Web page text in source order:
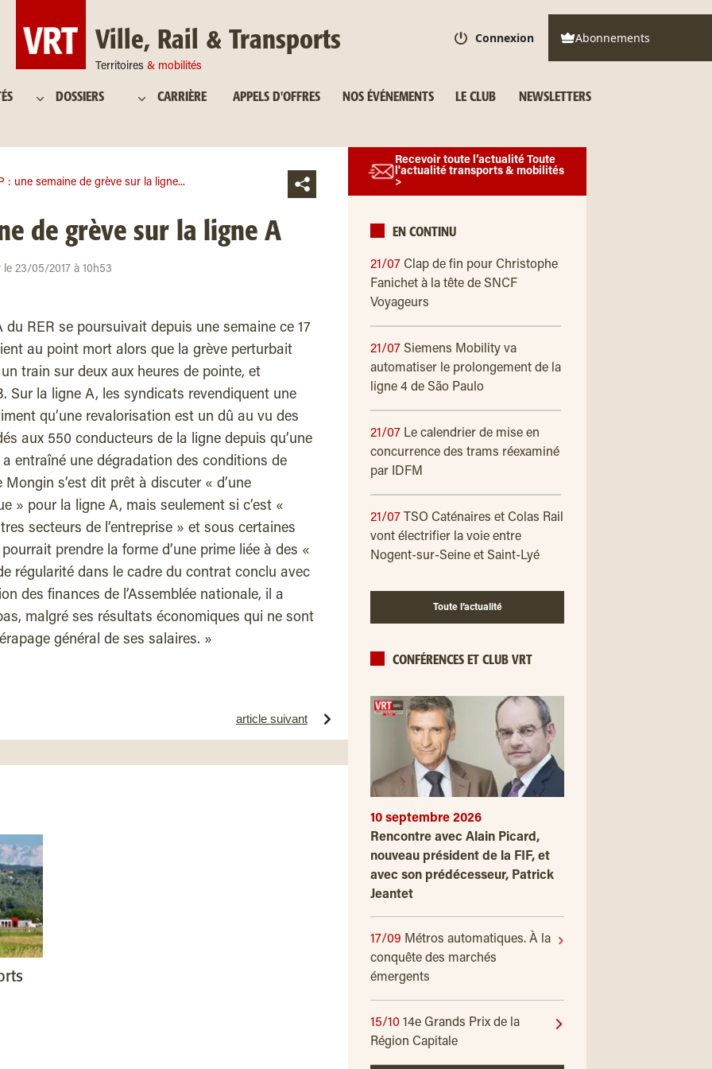
Ville, Rail & Transports
Territoires & mobilités
Connexion Abonnements
DOSSIERS CARRIÈRE APPELS D'OFFRES NOS ÉVÉNEMENTS LE CLUB NEWSLETTERS
: une semaine de grève sur la ligne...
de grève sur la ligne A
le 23/05/2017 à 10h53
RER se poursuivait depuis une semaine ce 17
au point mort alors que la grève perturbait
train sur deux aux heures de pointe, et
Sur la ligne A, les syndicats revendiquent une
qu’une revalorisation est un dû au vu des
aux 550 conducteurs de la ligne depuis qu’une
entraîné une dégradation des conditions de
Mongin s’est dit prêt à discuter « d’une
» pour la ligne A, mais seulement si c’est «
secteurs de l’entreprise » et sous certaines
prendre la forme d’une prime liée à des «
régularité dans le cadre du contrat conclu avec
des finances de l’Assemblée nationale, il a
malgré ses résultats économiques qui ne sont
général de ses salaires. »
article suivant
Recevoir toute l’actualité Toute
l'actualité transports & mobilités
>
EN CONTINU
21/07 Clap de fin pour Christophe
Fanichet à la tête de SNCF
Voyageurs
21/07 Siemens Mobility va
automatiser le prolongement de la
ligne 4 de São Paulo
21/07 Le calendrier de mise en
concurrence des trams réexaminé
par IDFM
21/07
TSO Caténaires et Colas Rail
vont électrifier la voie entre
Nogent-sur-Seine et Saint-Lyé
Toute l’actualité
CONFÉRENCES ET CLUB VRT
10 septembre 2026
Rencontre avec Alain Picard,
nouveau président de la FIF, et
avec son prédécesseur, Patrick
Jeantet
17/09 Métros automatiques. À la
conquête des marchés
émergents
15/10 14e Grands Prix de la
Région Capitale